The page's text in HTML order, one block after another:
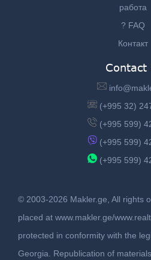
работа
? FAQ
Контакт
Contact
(+995 32)
(+995 599)
(+995 599)
(+995 599)
© 2003-2026 Makler.ge, All rights
placed at www.makler.ge/
protected in conformity with the
Georgia. Republication of